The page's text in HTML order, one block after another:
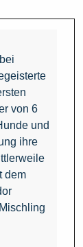
von 6
und
ihre
dem